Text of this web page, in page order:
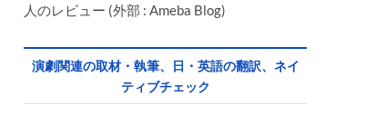
人のレビュー (外部 : Ameba Blog)
演劇関連の取材・執筆、日・英語の翻訳、ネイ
ティブチェック